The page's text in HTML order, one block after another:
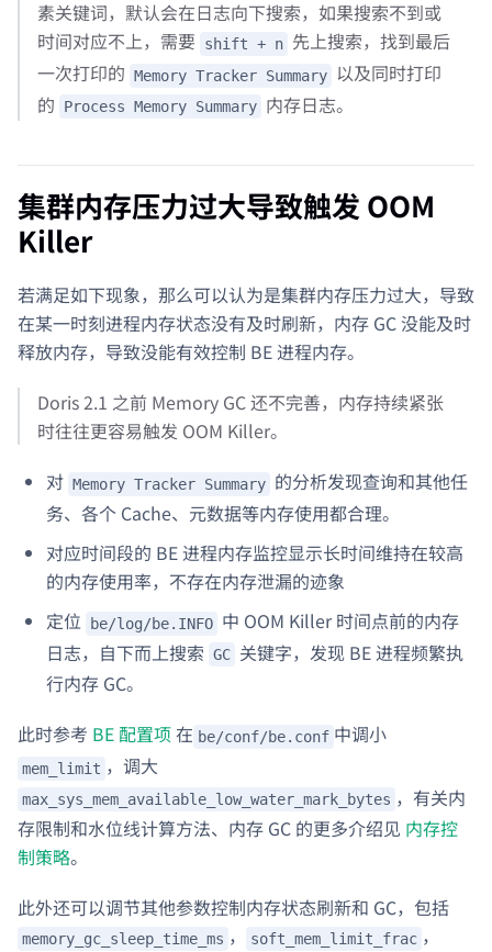
素关键词，默认会在日志向下搜索，如果搜索不到或
时间对应不上，需要
shift + n 先上搜索，找到最后
一次打印的 Memory Tracker Summary 以及同时打印
的
Process Memory Summary 内存日志。
集群内存压力过大导致触发 OOM
Killer
若满足如下现象，那么可以认为是集群内存压力过大，导致
在某一时刻进程内存状态没有及时刷新，内存 GC 没能及时
释放内存，导致没能有效控制 BE 进程内存。
Doris 2.1 之前 Memory GC 还不完善，内存持续紧张
时往往更容易触发 OOM Killer。
对 Memory Tracker Summary 的分析发现查询和其他任
务、各个 Cache、元数据等内存使用都合理。
对应时间段的 BE 进程内存监控显示长时间维持在较高
的内存使用率，不存在内存泄漏的迹象
定位
be/log/be.INFO 中 OOM Killer 时间点前的内存
日志，自下而上搜索 GC 关键字，发现 BE 进程频繁执
行内存 GC。
此时参考 BE 配置项在 be/conf/be.conf 中调小
mem_limit ，调大
max_sys_mem_available_low_water_mark_bytes ，有关内
存限制和水位线计算方法、内存 GC 的更多介绍见 内存控
制策略。
此外还可以调节其他参数控制内存状态刷新和 GC，包括
memory_gc_sleep_time_ms ， soft_mem_limit_frac ，